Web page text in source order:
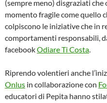
(sempre meno) disgraziati
momento fragile come quello
colpiscono le iniziative che in
comportamenti responsabili,
facebookOdiare Ti Costa.
Riprendo volentieri anche
Onlus in collaborazione con
educatori di Pepita hanno